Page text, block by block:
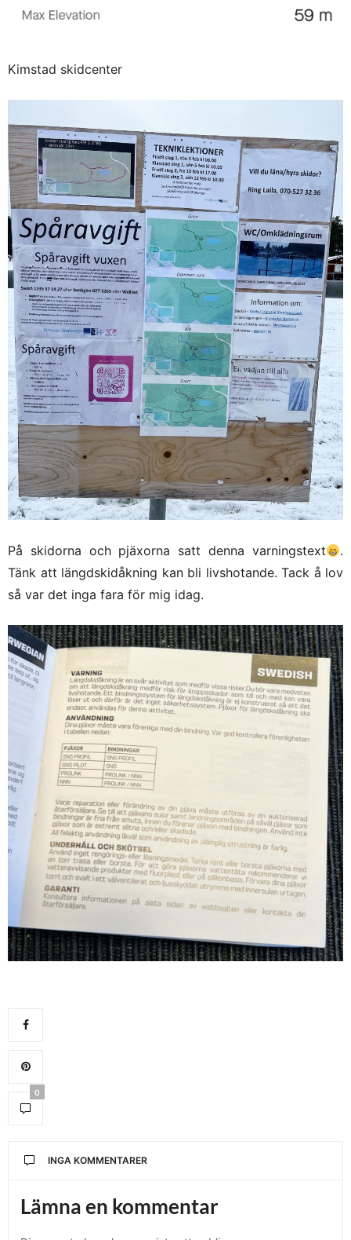
Kimstad skidcenter
På skidorna och pjäxorna satt denna varningstext
.
Tänk att längdskidåkning kan bli livshotande. Tack å lov
så var det inga fara för mig idag.
0
INGA KOMMENTARER
Lämna en kommentar